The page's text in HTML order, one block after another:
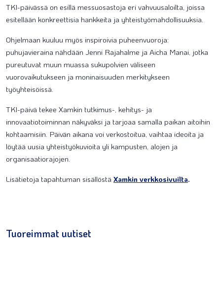
TKI-päivässä on esillä messuosastoja eri vahvuusaloilta, joissa
esitellään konkreettisia hankkeita ja yhteistyömahdollisuuksia.
Ohjelmaan kuuluu myös inspiroivia puheenvuoroja:
puhujavieraina nähdään Jenni Rajahalme ja Aicha Manai, jotka
pureutuvat muun muassa sukupolvien väliseen
vuorovaikutukseen ja moninaisuuden merkitykseen
työyhteisöissä.
TKI-päivä tekee Xamkin tutkimus-, kehitys- ja
innovaatiotoiminnan näkyväksi ja tarjoaa samalla paikan aitoihin
kohtaamisiin. Päivän aikana voi verkostoitua, vaihtaa ideoita ja
löytää uusia yhteistyökuvioita yli kampusten, alojen ja
organisaatiorajojen.
Lisätietoja tapahtuman sisällöstä Xamkin verkkosivuilta.
Tuoreimmat uutiset